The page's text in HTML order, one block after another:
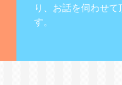
り、お話を伺わせて
す。